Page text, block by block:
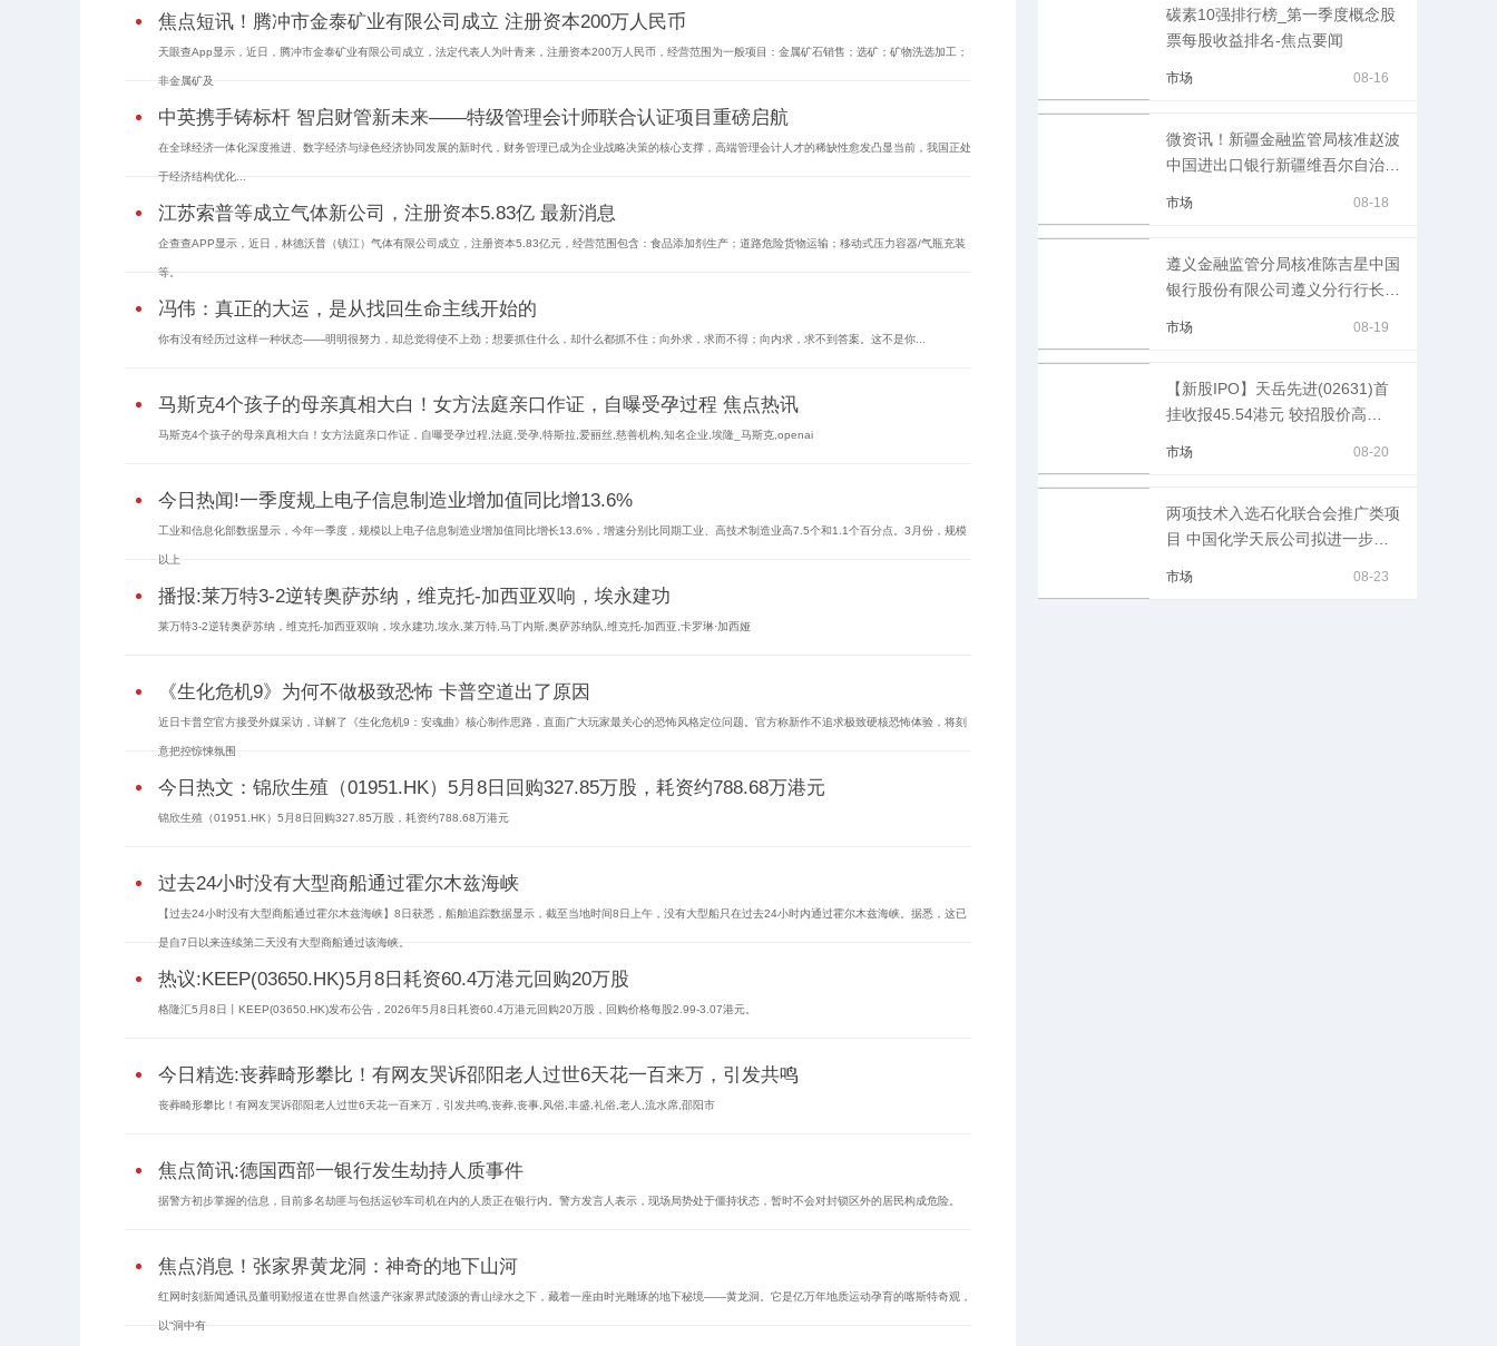
焦点短讯！腾冲市金泰矿业有限公司成立 注册资本200万人民币
天眼查App显示，近日，腾冲市金泰矿业有限公司成立，法定代表人为叶青来，注册资本200万人民币，经营范围为一般项目：金属矿石销售；选矿；矿物洗选加工；
非金属矿及
中英携手铸标杆 智启财管新未来——特级管理会计师联合认证项目重磅启航
在全球经济一体化深度推进、数字经济与绿色经济协同发展的新时代，财务管理已成为企业战略决策的核心支撑，高端管理会计人才的稀缺性愈发凸显当前，我国正处
于经济结构优化...
江苏索普等成立气体新公司，注册资本5.83亿 最新消息
企查查APP显示，近日，林德沃普（镇江）气体有限公司成立，注册资本5.83亿元，经营范围包含：食品添加剂生产；道路危险货物运输；移动式压力容器/气瓶充装
等。
冯伟：真正的大运，是从找回生命主线开始的
你有没有经历过这样一种状态——明明很努力，却总觉得使不上劲；想要抓住什么，却什么都抓不住；向外求，求而不得；向内求，求不到答案。这不是你...
马斯克4个孩子的母亲真相大白！女方法庭亲口作证，自曝受孕过程 焦点热讯
马斯克4个孩子的母亲真相大白！女方法庭亲口作证，自曝受孕过程,法庭,受孕,特斯拉,爱丽丝,慈善机构,知名企业,埃隆_马斯克,openai
今日热闻!一季度规上电子信息制造业增加值同比增13.6%
工业和信息化部数据显示，今年一季度，规模以上电子信息制造业增加值同比增长13.6%，增速分别比同期工业、高技术制造业高7.5个和1.1个百分点。3月份，规模
以上
播报:莱万特3-2逆转奥萨苏纳，维克托-加西亚双响，埃永建功
莱万特3-2逆转奥萨苏纳，维克托-加西亚双响，埃永建功,埃永,莱万特,马丁内斯,奥萨苏纳队,维克托-加西亚,卡罗琳·加西娅
《生化危机9》为何不做极致恐怖 卡普空道出了原因
近日卡普空官方接受外媒采访，详解了《生化危机9：安魂曲》核心制作思路，直面广大玩家最关心的恐怖风格定位问题。官方称新作不追求极致硬核恐怖体验，将刻
意把控惊悚氛围
今日热文：锦欣生殖（01951.HK）5月8日回购327.85万股，耗资约788.68万港元
锦欣生殖（01951.HK）5月8日回购327.85万股，耗资约788.68万港元
过去24小时没有大型商船通过霍尔木兹海峡
【过去24小时没有大型商船通过霍尔木兹海峡】8日获悉，船舶追踪数据显示，截至当地时间8日上午，没有大型船只在过去24小时内通过霍尔木兹海峡。据悉，这已
是自7日以来连续第二天没有大型商船通过该海峡。
热议:KEEP(03650.HK)5月8日耗资60.4万港元回购20万股
格隆汇5月8日丨KEEP(03650.HK)发布公告，2026年5月8日耗资60.4万港元回购20万股，回购价格每股2.99-3.07港元。
今日精选:丧葬畸形攀比！有网友哭诉邵阳老人过世6天花一百来万，引发共鸣
丧葬畸形攀比！有网友哭诉邵阳老人过世6天花一百来万，引发共鸣,丧葬,丧事,风俗,丰盛,礼俗,老人,流水席,邵阳市
焦点简讯:德国西部一银行发生劫持人质事件
据警方初步掌握的信息，目前多名劫匪与包括运钞车司机在内的人质正在银行内。警方发言人表示，现场局势处于僵持状态，暂时不会对封锁区外的居民构成危险。
焦点消息！张家界黄龙洞：神奇的地下山河
红网时刻新闻通讯员董明勤报道在世界自然遗产张家界武陵源的青山绿水之下，藏着一座由时光雕琢的地下秘境——黄龙洞。它是亿万年地质运动孕育的喀斯特奇观，
以“洞中有
碳素10强排行榜_第一季度概念股
票每股收益排名-焦点要闻
市场 08-16
微资讯！新疆金融监管局核准赵波
中国进出口银行新疆维吾尔自治区
市场 08-18
遵义金融监管分局核准陈吉星中国
银行股份有限公司遵义分行行长
市场 08-19
【新股IPO】天岳先进(02631)首
挂收报45.54港元 较招股价高
市场 08-20
两项技术入选石化联合会推广类项
目 中国化学天辰公司拟进一步加
市场 08-23